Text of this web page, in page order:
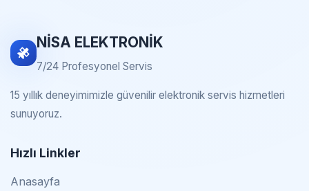
NİSA ELEKTRONİK
7/24 Profesyonel Servis
15 yıllık deneyimimizle güvenilir elektronik servis hizmetleri
sunuyoruz.
Hızlı Linkler
Anasayfa